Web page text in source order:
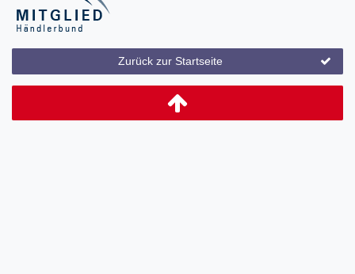
Zurück zur Startseite